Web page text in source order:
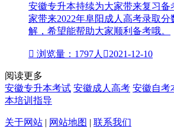
安徽专升本持续为大家带来复习备
家带来2022年阜阳成人高考录取
解，希望能帮助大家顺利备考哦。
 浏览量：1797人 2021-12-10
阅读更多
安徽专升本考试 安徽成人高考 安徽自考
本培训指导
关于网站 | 网站地图 | 联系我们